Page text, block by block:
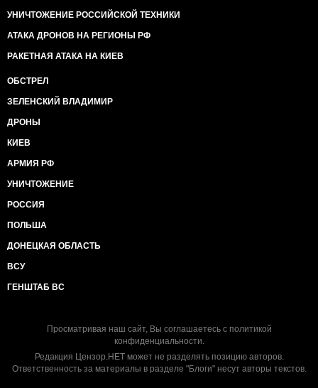
УНИЧТОЖЕНИЕ РОССИЙСКОЙ ТЕХНИКИ
АТАКА ДРОНОВ НА РЕГИОНЫ РФ
РАКЕТНАЯ АТАКА НА КИЕВ
ОБСТРЕЛ
ЗЕЛЕНСКИЙ ВЛАДИМИР
ДРОНЫ
КИЕВ
АРМИЯ РФ
УНИЧТОЖЕНИЕ
РОССИЯ
ПОЛЬША
ДОНЕЦКАЯ ОБЛАСТЬ
ВСУ
ГЕНШТАБ ВС
Просматривая наш сайт, Вы соглашаетесь с политикой
конфиденциальности.
Редакция Цензор.НЕТ может не разделять позицию авторов.
Ответственность за материалы в разделе "Блоги" несут авторы текстов.